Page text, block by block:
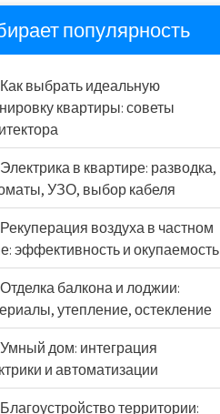
популярность
Как выбрать идеальную
квартиры: советы
Электрика в квартире: разводка,
УЗО, выбор кабеля
Рекуперация воздуха в частном
эффективность и окупаемость
Отделка балкона и лоджии:
утепление, остекление
Умный дом: интеграция
и автоматизации
Благоустройство территории: